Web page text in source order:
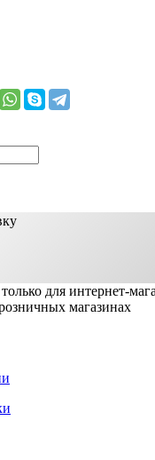
для интернет-
магазинах